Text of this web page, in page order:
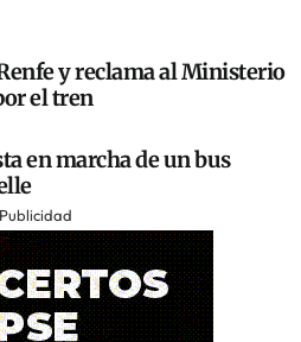
y reclama al Ministerio
el tren
en marcha de un bus
Publicidad